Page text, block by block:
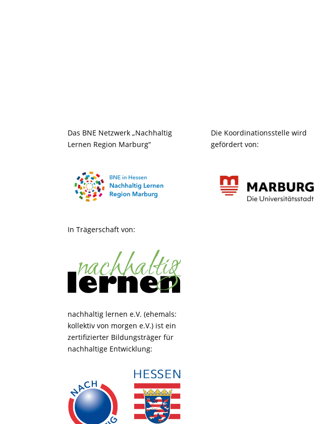
Das BNE Netzwerk „Nachhaltig
Lernen Region Marburg“
In Trägerschaft von:
nachhaltig lernen e.V. (ehemals:
kollektiv von morgen e.V.) ist ein
zertifizierter Bildungsträger für
nachhaltige Entwicklung:
Die Koordinationsstelle wird
gefördert von: